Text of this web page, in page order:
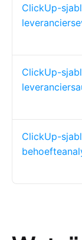
ClickUp-
ClickUp-
ClickUp-